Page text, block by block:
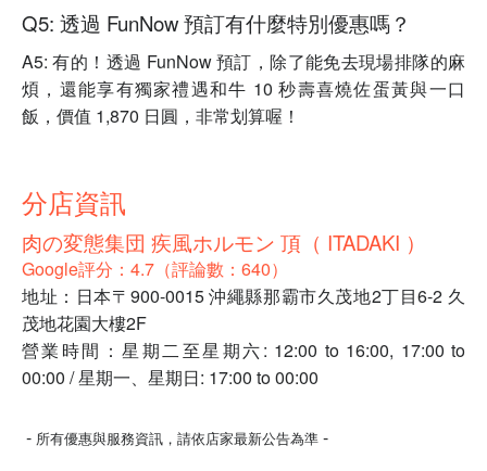
Q5: 透過 FunNow 預訂有什麼特別優惠嗎？
A5: 有的！透過 FunNow 預訂，除了能免去現場排隊的麻
煩，還能享有獨家禮遇和牛 10 秒壽喜燒佐蛋黃與一口
飯，價值 1,870 日圓，非常划算喔！
分店資訊
肉の変態集団 疾風ホルモン 頂（ ITADAKI ）
Google評分：4.7（評論數：640）
地址：日本〒900-0015 沖繩縣那霸市久茂地2丁目6-2 久
茂地花園大樓2F
營業時間：星期二至星期六: 12:00 to 16:00, 17:00 to
00:00 / 星期一、星期日: 17:00 to 00:00
- 所有優惠與服務資訊，請依店家最新公告為準 -